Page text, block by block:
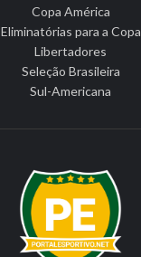
Copa América
Eliminatórias para a Copa
Libertadores
Seleção Brasileira
Sul-Americana